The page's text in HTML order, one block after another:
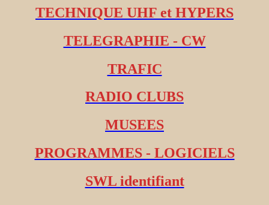
TECHNIQUE UHF et HYPERS
TELEGRAPHIE - CW
TRAFIC
RADIO CLUBS
MUSEES
PROGRAMMES - LOGICIELS
SWL identifiant